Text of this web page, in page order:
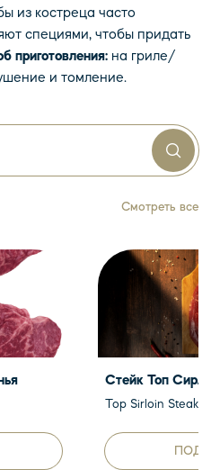
из костреца часто
специями, чтобы придать
приготовления: на гриле/
и томление.
Смотреть все
Стейк Топ
Top Sirloin Steak,